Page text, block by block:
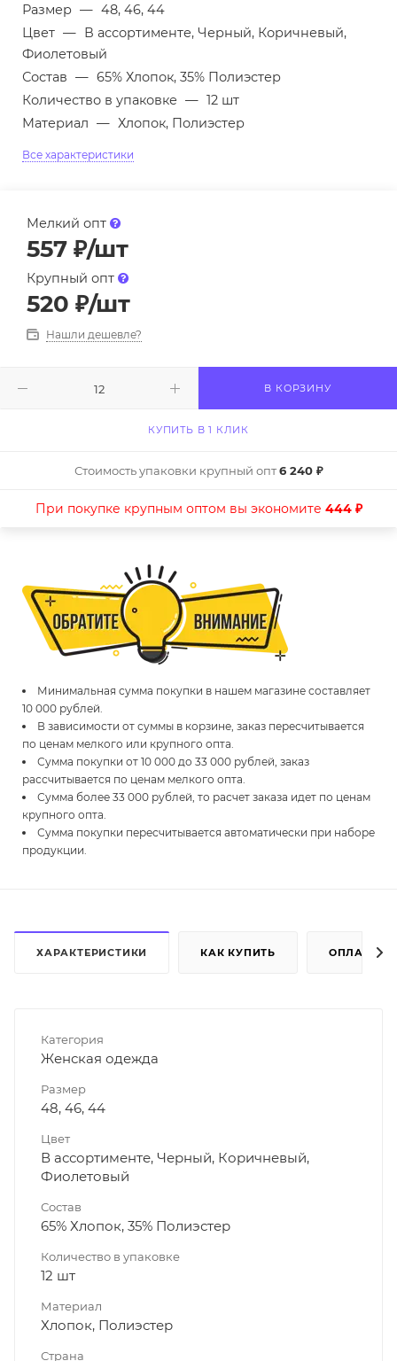
Размер — 48, 46, 44
Цвет — В ассортименте, Черный, Коричневый,
Фиолетовый
Состав — 65% Хлопок, 35% Полиэстер
Количество в упаковке — 12 шт
Материал — Хлопок, Полиэстер
Все характеристики
Мелкий опт
557 ₽/шт
Крупный опт
520 ₽/шт
Нашли дешевле?
В КОРЗИНУ
КУПИТЬ В 1 КЛИК
Стоимость упаковки крупный опт6 240 ₽
При покупке крупным оптом вы экономите 444 ₽
Минимальная сумма покупки в нашем магазине составляет
10 000 рублей.
В зависимости от суммы в корзине, заказ пересчитывается
по ценам мелкого или крупного опта.
Сумма покупки от 10 000 до 33 000 рублей, заказ
рассчитывается по ценам мелкого опта.
Сумма более 33 000 рублей, то расчет заказа идет по ценам
крупного опта.
Сумма покупки пересчитывается автоматически при наборе
продукции.
ХАРАКТЕРИСТИКИ КАК КУПИТЬ ОПЛАТА
Категория
Женская одежда
Размер
48, 46, 44
Цвет
В ассортименте, Черный, Коричневый,
Фиолетовый
Состав
65% Хлопок, 35% Полиэстер
Количество в упаковке
12 шт
Материал
Хлопок, Полиэстер
Страна